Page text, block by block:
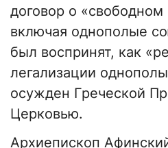
договор о «свободном
включая однополые
был воспринят, как
легализации
осужден Греческой
Церковью.
Архиепископ